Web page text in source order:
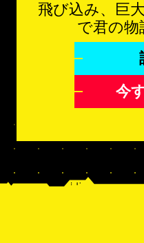
飛び込み、巨
で君の物
今